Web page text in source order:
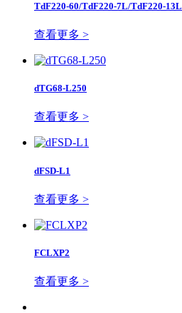
TdF220-60/TdF220-7L/TdF220-13L
查看更多 >
dTG68-L250
查看更多 >
dFSD-L1
查看更多 >
FCLXP2
查看更多 >